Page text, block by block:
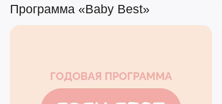
Программа «Baby Best»